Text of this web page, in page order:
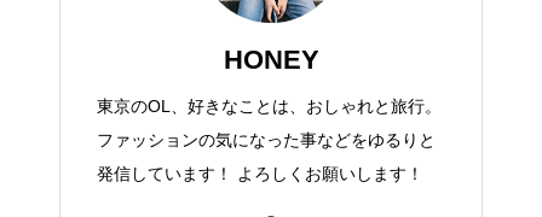
HONEY
東京のOL、好きなことは、おしゃれと旅行。
ファッションの気になった事などをゆるりと
発信しています！ よろしくお願いします！